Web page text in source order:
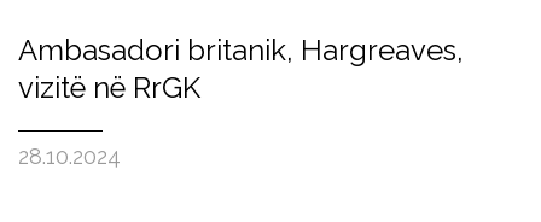
Ambasadori britanik, Hargreaves,
vizitë në RrGK
28.10.2024